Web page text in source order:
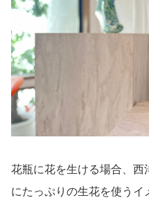
花瓶に花を生ける場合、西
にたっぷりの生花を使う